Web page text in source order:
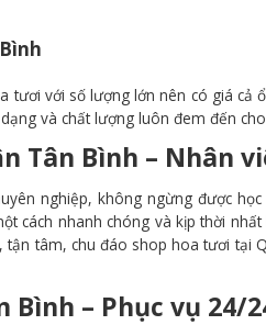
với số lượng lớn nên có giá cả
và chất lượng luôn đem đến
Tân Bình – Nhân
nghiệp, không ngừng được
cách nhanh chóng và kịp thời
tâm, chu đáo shop hoa tươi tại
Bình – Phục vụ 24/